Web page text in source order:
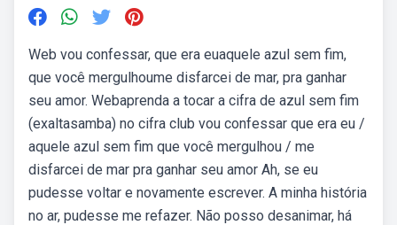
Web vou confessar, que era euaquele azul sem fim,
que você mergulhoume disfarcei de mar, pra ganhar
seu amor. Webaprenda a tocar a cifra de azul sem fim
(exaltasamba) no cifra club vou confessar que era eu /
aquele azul sem fim que você mergulhou / me
disfarcei de mar pra ganhar seu amor Ah, se eu
pudesse voltar e novamente escrever. A minha história
no ar, pudesse me refazer. Não posso desanimar, há